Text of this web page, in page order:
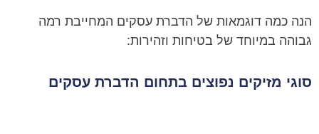
הנה כמה דוגמאות של הדברת עסקים המחייבת רמה
גבוהה במיוחד של בטיחות וזהירות:
סוגי מזיקים נפוצים בתחום הדברת עסקים